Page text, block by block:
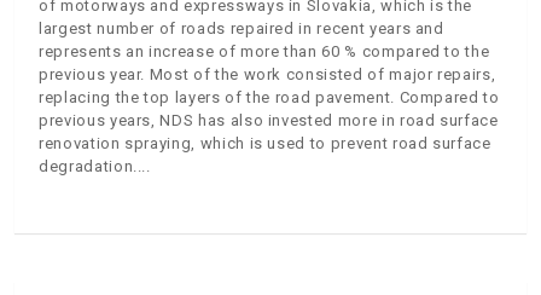
of motorways and expressways in Slovakia, which is the
largest number of roads repaired in recent years and
represents an increase of more than 60 % compared to the
previous year. Most of the work consisted of major repairs,
replacing the top layers of the road pavement. Compared to
previous years, NDS has also invested more in road surface
renovation spraying, which is used to prevent road surface
degradation.